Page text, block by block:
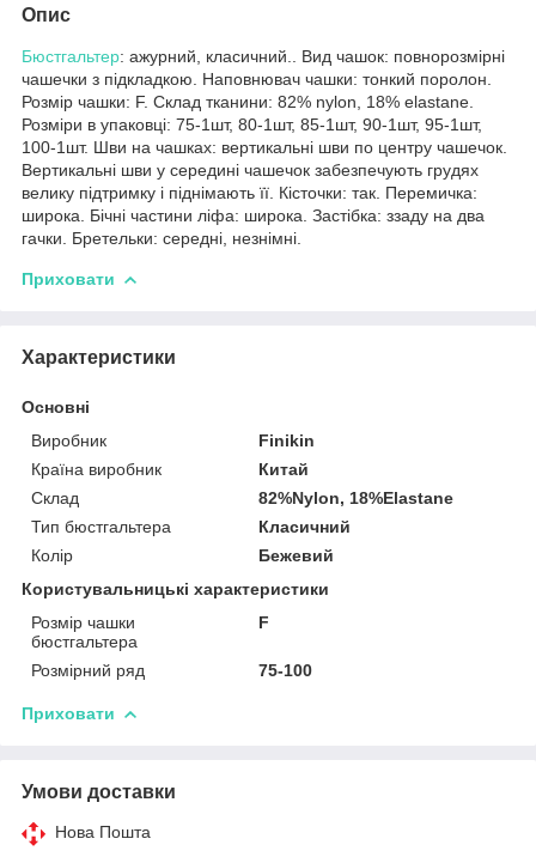
Опис
Бюстгальтер: ажурний, класичний.. Вид чашок: повнорозмірні
чашечки з підкладкою. Наповнювач чашки: тонкий поролон.
Розмір чашки: F. Склад тканини: 82% nylon, 18% elastane.
Розміри в упаковці: 75-1шт, 80-1шт, 85-1шт, 90-1шт, 95-1шт,
100-1шт. Шви на чашках: вертикальні шви по центру чашечок.
Вертикальні шви у середині чашечок забезпечують грудях
велику підтримку і піднімають її. Кісточки: так. Перемичка:
широка. Бічні частини ліфа: широка. Застібка: ззаду на два
гачки. Бретельки: середні, незнімні.
Приховати
Характеристики
Основні
Виробник
Finikin
Країна виробник
Китай
Склад
82%Nylon, 18%Elastane
Тип бюстгальтера
Класичний
Колір
Бежевий
Користувальницькі характеристики
Розмір чашки
бюстгальтера
F
Розмірний ряд 75-100
Приховати
Умови доставки
Нова Пошта